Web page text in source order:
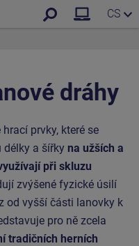
CS
dráhy
prvky, které se
délky a šířky na užších a
při skluzu
zvýšené fyzické úsilí
od vyšší části lanovky k
pro ně zcela
tradičních herních